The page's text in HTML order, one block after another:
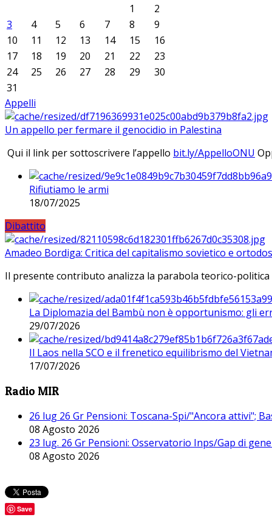
1
2
3
4 5 6 7 8
9
10
11 12 13 14 15
16
17
18 19 20 21 22
23
24
25 26 27 28 29
30
31
Appelli
Un appello per fermare il genocidio in Palestina
Qui il link per sottoscrivere l’appello bit.ly/AppelloONU
Rifiutiamo le armi
18/07/2025
Dibattito
Amadeo Bordiga: Critica del capitalismo sovietico e
Il presente contributo analizza la parabola teorico-
La Diplomazia del Bambù non è opportunismo: gli
29/07/2026
Il Laos nella SCO e il frenetico equilibrismo del
17/07/2026
Radio MIR
26 lug 26 Gr Pensioni: Toscana-Spi/"Ancora attivi";
08 Agosto 2026
23 lug. 26 Gr Pensioni: Osservatorio Inps/Gap di
08 Agosto 2026
Save